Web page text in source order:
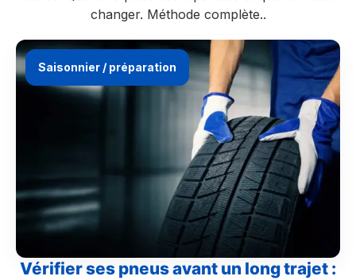
changer. Méthode complète..
Saisonnier / préparation
Vérifier ses pneus avant un long trajet :